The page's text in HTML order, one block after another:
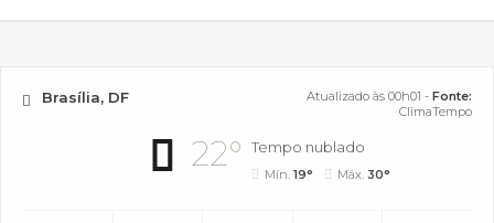
Brasília, DF Atualizado às 00h01 - Fonte:
ClimaTempo
22° Tempo nublado
Mín.19° Máx. 30°